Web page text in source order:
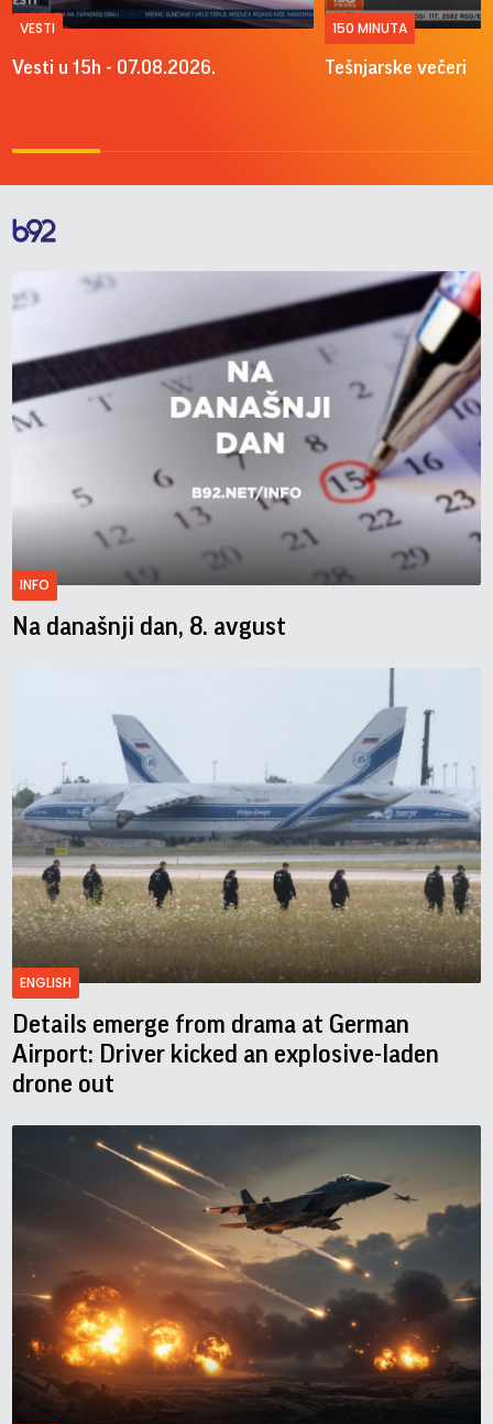
VESTI
Vesti u 15h - 07.08.2026.
150 MINUTA
Tešnjarske večeri
INFO
Na današnji dan, 8. avgust
ENGLISH
Details emerge from drama at German
Airport: Driver kicked an explosive-laden
drone out